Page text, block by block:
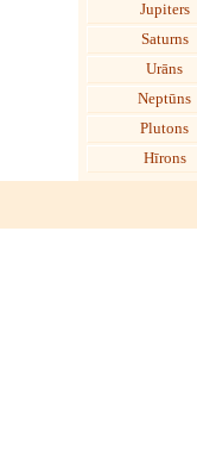
Jupiters
Saturns
Urāns
Neptūns
Plutons
Hīrons